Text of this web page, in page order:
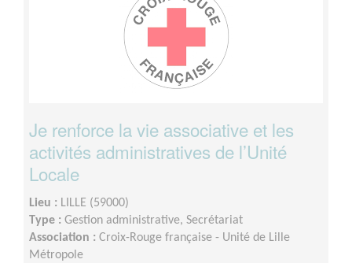
Je renforce la vie associative et les
activités administratives de l’Unité
Locale
Lieu : LILLE (59000)
Type : Gestion administrative, Secrétariat
Association : Croix-Rouge française - Unité de Lille
Métropole